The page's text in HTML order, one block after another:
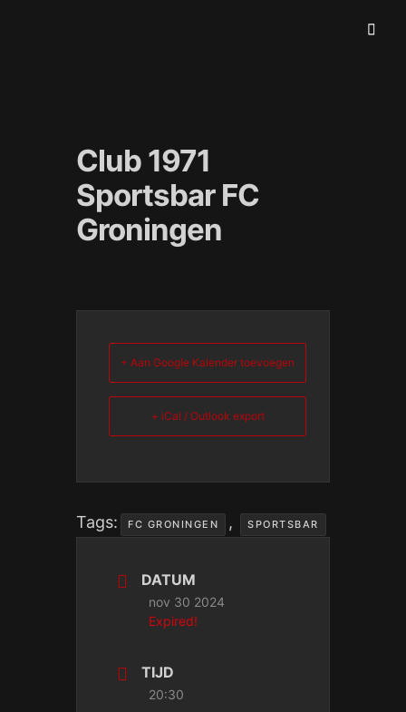
Club 1971
Sportsbar FC
Groningen
+ Aan Google Kalender toevoegen
+ iCal / Outlook export
Tags: FC GRONINGEN , SPORTSBAR
DATUM
nov 30 2024
Expired!
TIJD
20:30